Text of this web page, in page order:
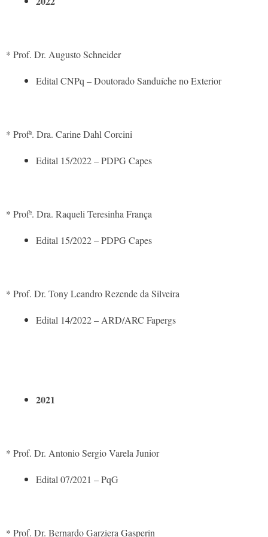
* Prof. Dr. Augusto Schneider
Edital CNPq – Doutorado Sanduíche no Exterior
* Profª. Dra. Carine Dahl Corcini
Edital 15/2022 – PDPG Capes
* Profª. Dra. Raqueli Teresinha França
Edital 15/2022 – PDPG Capes
* Prof. Dr. Tony Leandro Rezende da Silveira
Edital 14/2022 – ARD/ARC Fapergs
2021
* Prof. Dr. Antonio Sergio Varela Junior
Edital 07/2021 – PqG
* Prof. Dr. Bernardo Garziera Gasperin